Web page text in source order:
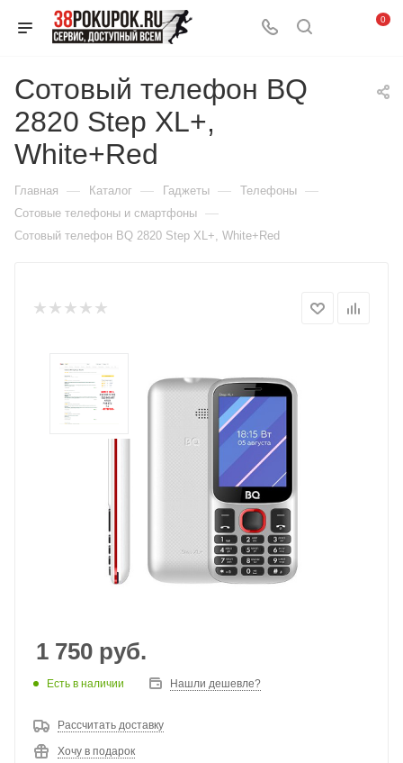
0
Сотовый телефон BQ
2820 Step XL+,
White+Red
Главная — Каталог — Гаджеты — Телефоны —
Сотовые телефоны и смартфоны —
Сотовый телефон BQ 2820 Step XL+, White+Red
1 750 руб.
Есть в наличии Нашли дешевле?
Рассчитать доставку
Хочу в подарок